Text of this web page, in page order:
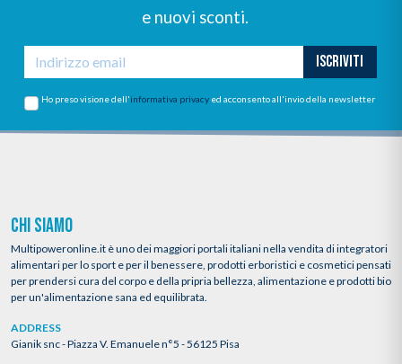
e nuovi sconti.
ISCRIVITI
Ho preso visione dell'informativa privacy ed acconsento all'invio della newsletter
CHI SIAMO
Multipoweronline.it è uno dei maggiori portali italiani nella vendita di integratori
alimentari per lo sport e per il benessere, prodotti erboristici e cosmetici pensati
per prendersi cura del corpo e della pripria bellezza, alimentazione e prodotti bio
per un'alimentazione sana ed equilibrata.
ADDRESS
Gianik snc - Piazza V. Emanuele n°5 - 56125 Pisa